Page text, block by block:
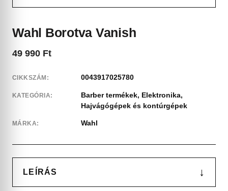
Wahl Borotva Vanish
49 990 Ft
CIKKSZÁM: 0043917025780
KATEGÓRIA: Barber termékek, Elektronika,
Hajvágógépek és kontúrgépek
MÁRKA: Wahl
LEÍRÁS ↓